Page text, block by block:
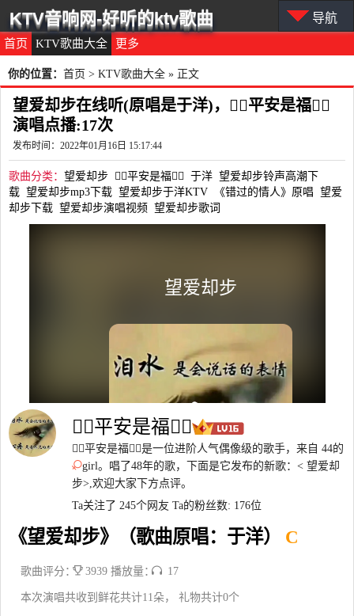
首页 KTV歌曲大全 更多
KTV音响网-好听的ktv歌曲 导航
你的位置： 首页 > KTV歌曲大全 » 正文
望爱却步在线听(原唱是于洋)，平安是福
演唱点播:17次
发布时间：2022年01月16日 15:17:44
歌曲分类： 望爱却步 平安是福 于洋 望爱却步铃声高潮下
载 望爱却步mp3下载 望爱却步于洋KTV 《错过的情人》原唱 望爱
却步下载 望爱却步演唱视频 望爱却步歌词
平安是福
平安是福是一位进阶人气偶像级的歌手，来自 44的
girl。唱了48年的歌，下面是它发布的新歌：< 望爱却
步>,欢迎大家下方点评。
Ta关注了 245个网友 Ta的粉丝数: 176位
《望爱却步》（歌曲原唱：于洋） C
歌曲评分： 3939 播放量： 17
本次演唱共收到鲜花共计11朵， 礼物共计0个